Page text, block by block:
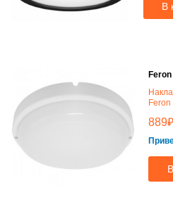
В
Feron
889₽